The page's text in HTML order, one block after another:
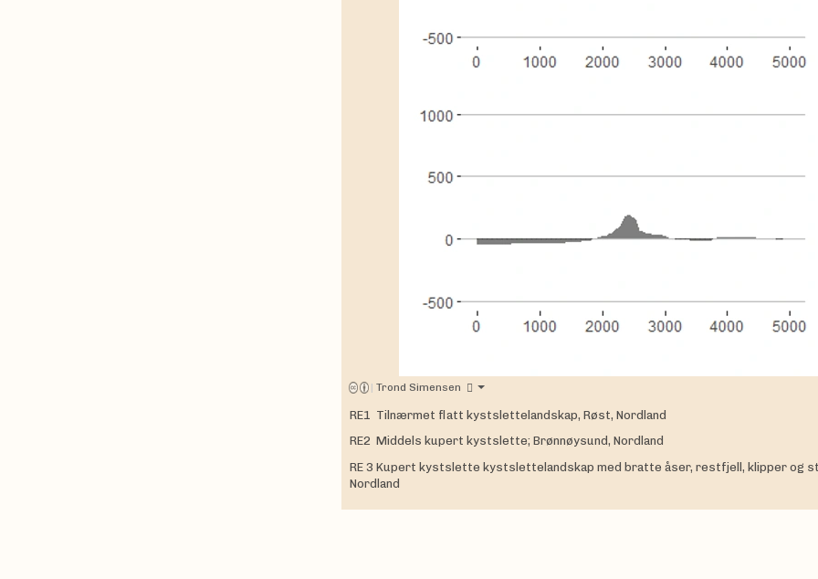
| Trond Simensen
RE1 Tilnærmet flatt kystslettelandskap, Røst, Nordland
RE2 Middels kupert kystslette; Brønnøysund, Nordland
RE 3 Kupert kystslette kystslettelandskap med bratte åser, restfjell, klipper og
Nordland